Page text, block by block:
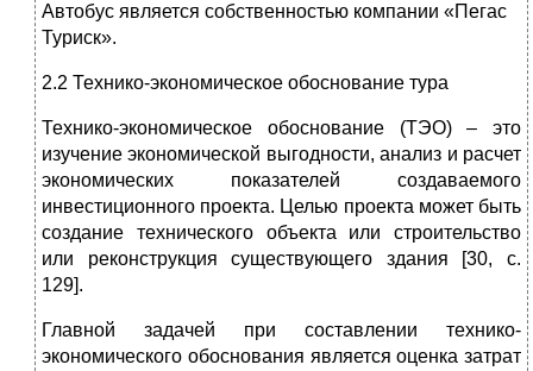
Автобус является собственностью компании «Пегас
Туриск».
2.2 Технико-экономическое обоснование тура
Технико-экономическое обоснование (ТЭО) – это
изучение экономической выгодности, анализ и расчет
экономических показателей создаваемого
инвестиционного проекта. Целью проекта может быть
создание технического объекта или строительство
или реконструкция существующего здания [30, с.
129].
Главной задачей при составлении технико-
экономического обоснования является оценка затрат